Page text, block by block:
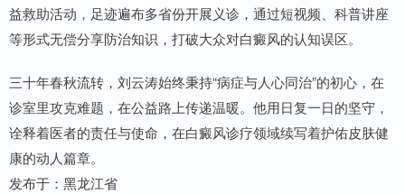
益救助活动，足迹遍布多省份开展义诊，通过短视频、科普讲座
等形式无偿分享防治知识，打破大众对白癜风的认知误区。
三十年春秋流转，刘云涛始终秉持“病症与人心同治”的初心，在
诊室里攻克难题，在公益路上传递温暖。他用日复一日的坚守，
诠释着医者的责任与使命，在白癜风诊疗领域续写着护佑皮肤健
康的动人篇章。
发布于：黑龙江省